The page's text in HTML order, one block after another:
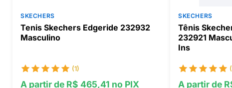
SKECHERS
Tenis Skechers Edgeride 232932
Masculino
(1)
A partir de R$ 465,41 no PIX
SKECHERS
Tênis
232921
Ins
A partir de